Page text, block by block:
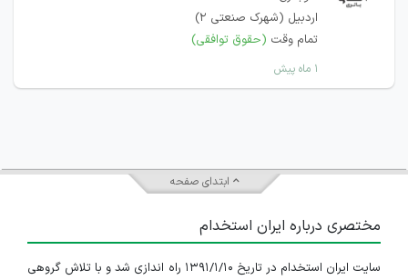
اردبیل (شهرک صنعتی 2)
تمام وقت (حقوق توافقی)
۱ ماه پیش
ابتدای صفحه
مختصری درباره ایران استخدام
سایت ایران استخدام در تاریخ ۱۳۹۱/۱/۱۰ راه اندازی شد و با تلاش گروهی